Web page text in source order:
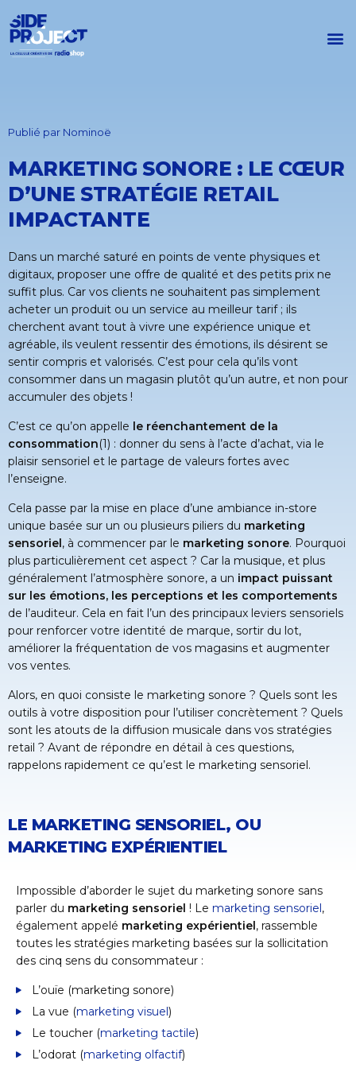
Publié par Nominoë
MARKETING SONORE : LE CŒUR
D’UNE STRATÉGIE RETAIL
IMPACTANTE
Dans un marché saturé en points de vente physiques et
digitaux, proposer une offre de qualité et des petits prix ne
suffit plus. Car vos clients ne souhaitent pas simplement
acheter un produit ou un service au meilleur tarif ; ils
cherchent avant tout à vivre une expérience unique et
agréable, ils veulent ressentir des émotions, ils désirent se
sentir compris et valorisés. C’est pour cela qu’ils vont
consommer dans un magasin plutôt qu’un autre, et non pour
accumuler des objets !
C’est ce qu’on appelle le réenchantement de la
consommation(1) : donner du sens à l’acte d’achat, via le
plaisir sensoriel et le partage de valeurs fortes avec
l’enseigne.
Cela passe par la mise en place d’une ambiance in-store
unique basée sur un ou plusieurs piliers du marketing
sensoriel, à commencer par le marketing sonore. Pourquoi
plus particulièrement cet aspect ? Car la musique, et plus
généralement l’atmosphère sonore, a un impact puissant
sur les émotions, les perceptions et les comportements
de l’auditeur. Cela en fait l’un des principaux leviers sensoriels
pour renforcer votre identité de marque, sortir du lot,
améliorer la fréquentation de vos magasins et augmenter
vos ventes.
Alors, en quoi consiste le marketing sonore ? Quels sont les
outils à votre disposition pour l’utiliser concrètement ? Quels
sont les atouts de la diffusion musicale dans vos stratégies
retail ? Avant de répondre en détail à ces questions,
rappelons rapidement ce qu’est le marketing sensoriel.
LE MARKETING SENSORIEL, OU
MARKETING EXPÉRIENTIEL
Impossible d’aborder le sujet du marketing sonore sans
parler du marketing sensoriel ! Le marketing sensoriel,
également appelé marketing expérientiel, rassemble
toutes les stratégies marketing basées sur la sollicitation
des cinq sens du consommateur :
L’ouïe (marketing sonore)
La vue (marketing visuel)
Le toucher (marketing tactile)
L’odorat (marketing olfactif)